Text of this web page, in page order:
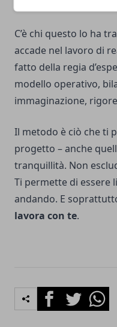
C’è chi questo lo ha
accade nel lavoro di
fatto della regia
modello operativo,
immaginazione,
Il metodo è ciò che ti
progetto – anche
tranquillità. Non
Ti permette di essere
andando. E
lavora con te.
FacebookTwitter